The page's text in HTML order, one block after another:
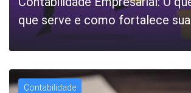
que serve e como fortalece
Contabilidade